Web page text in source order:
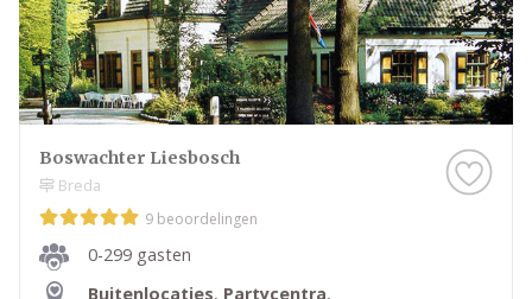
Boswachter Liesbosch
Breda
9 beoordelingen
0-299 gasten
Buitenlocaties, Partycentra,